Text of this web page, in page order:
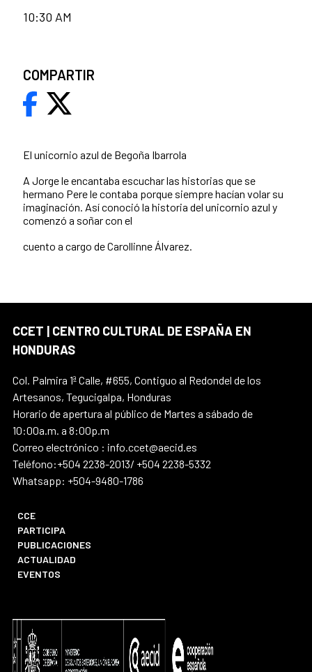
El unicornio azul de Begoña Ibarrola
A Jorge le encantaba escuchar las historias que se
hermano Pere le contaba porque siempre hacían volar su
imaginación. Así conoció la historia del unicornio azul y
comenzó a soñar con el
cuento a cargo de Carollinne Álvarez.
10:30 AM
COMPARTIR
CCET | CENTRO CULTURAL DE ESPAÑA EN
HONDURAS
Col. Palmira 1ª Calle, #655, Contiguo al Redondel de los
Artesanos, Tegucigalpa, Honduras
Horario de apertura al público de Martes a sábado de
10:00a.m. a 8:00p.m
Correo electrónico : info.ccet@aecid.es
Teléfono:+504 2238-2013/ +504 2238-5332
Whatsapp: +504-9480-1786
CCE
PARTICIPA
PUBLICACIONES
ACTUALIDAD
EVENTOS